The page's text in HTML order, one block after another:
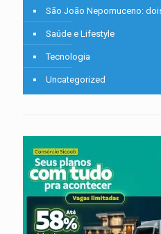
São João Nepomuceno:
Saúde e Lifestyle
Tecnologia
Uncategorized